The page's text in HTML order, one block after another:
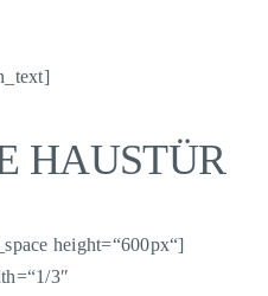
HAUSTÜR
height=“600px“]
3″